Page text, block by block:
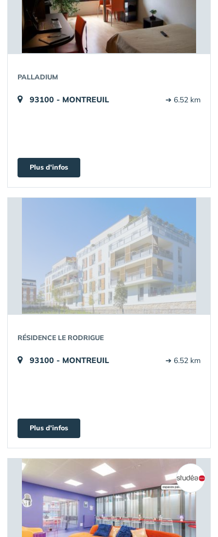
PALLADIUM
93100 - MONTREUIL ➔ 6.52 km
Plus d'infos
RÉSIDENCE LE RODRIGUE
93100 - MONTREUIL ➔ 6.52 km
Plus d'infos